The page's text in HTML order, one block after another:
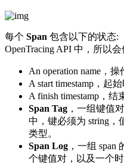
每个 Span 包含以下的状态:
OpenTracing API 中，所以
An operation name，操
A start timestamp，起
A finish timestamp，结
Span Tag ，一组键值
中，键必须为 string
类型。
Span Log ，一组
个键值对，以及一个时